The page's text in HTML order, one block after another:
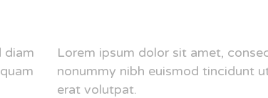
diam
Lorem ipsum dolor sit amet,
nonummy nibh euismod tincidunt
erat volutpat.